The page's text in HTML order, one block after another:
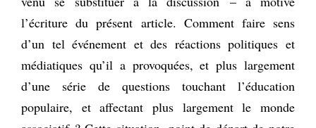
l’écriture du présent article. Comment faire sens
d’un tel événement et des réactions politiques et
médiatiques qu’il a provoquées, et plus largement
d’une série de questions touchant l’éducation
populaire, et affectant plus largement le monde